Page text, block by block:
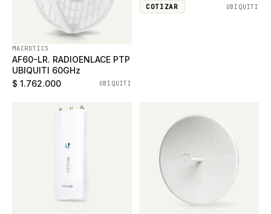
MACROTICS
AF60-LR. RADIOENLACE PTP
UBIQUITI 60GHz
$ 1.762.000
UBIQUITI
COTIZAR UBIQUITI